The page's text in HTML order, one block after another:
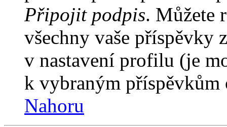
Připojit podpis. Můžete
všechny vaše příspěvky
v nastavení profilu (je
k vybraným příspěvkům
Nahoru